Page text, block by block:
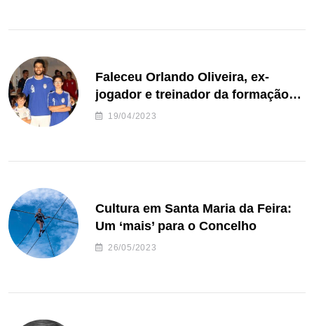
Faleceu Orlando Oliveira, ex-
jogador e treinador da formação
de andebol do Feirense
19/04/2023
Cultura em Santa Maria da Feira:
Um ‘mais’ para o Concelho
26/05/2023